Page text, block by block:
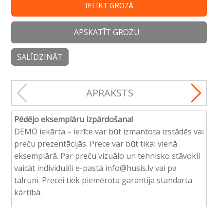
IELIKT GROZĀ
APSKATĪT GROZU
SALĪDZINĀT
APRAKSTS
Pēdējo eksemplāru izpārdošana!
DEMO iekārta – ierīce var būt izmantota izstādēs vai
preču prezentācijās. Prece var būt tikai vienā
eksemplārā. Par preču vizuālo un tehnisko stāvokli
vaicāt individuāli e-pastā info@husis.lv vai pa
tālruni. Precei tiek piemērota garantija standarta
kārtībā.